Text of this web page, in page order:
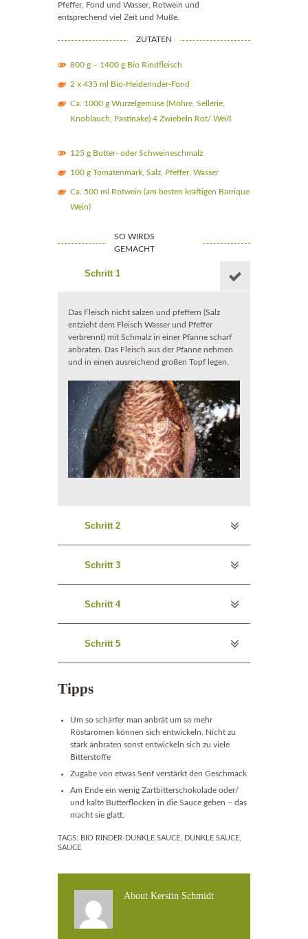
Pfeffer, Fond und Wasser, Rotwein und
entsprechend viel Zeit und Muße.
ZUTATEN
800 g – 1400 g Bio Rindfleisch
2 x 435 ml Bio-Heiderinder-Fond
Ca. 1000 g Wurzelgemüse (Möhre, Sellerie,
Knoblauch, Pastinake) 4 Zwiebeln Rot/ Weiß
125 g Butter- oder Schweineschmalz
100 g Tomatenmark, Salz, Pfeffer, Wasser
Ca. 500 ml Rotwein (am besten kräftigen Barrique
Wein)
SO WIRDS
GEMACHT
Schritt 1
Das Fleisch nicht salzen und pfeffern (Salz
entzieht dem Fleisch Wasser und Pfeffer
verbrennt) mit Schmalz in einer Pfanne scharf
anbraten. Das Fleisch aus der Pfanne nehmen
und in einen ausreichend großen Topf legen.
Schritt 2
Schritt 3
Schritt 4
Schritt 5
Tipps
Um so schärfer man anbrät um so mehr
Röstaromen können sich entwickeln. Nicht zu
stark anbraten sonst entwickeln sich zu viele
Bitterstoffe
Zugabe von etwas Senf verstärkt den Geschmack
Am Ende ein wenig Zartbitterschokolade oder/
und kalte Butterflocken in die Sauce geben – das
macht sie glatt.
TAGS: BIO RINDER-DUNKLE SAUCE, DUNKLE SAUCE,
SAUCE
AboutKerstin Schmidt